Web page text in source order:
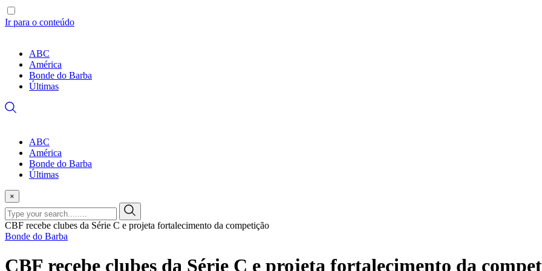
Ir para o conteúdo
ABC
América
Bonde do Barba
Últimas
ABC
América
Bonde do Barba
Últimas
×
CBF recebe clubes da Série C e projeta fortalecimento da competição
Bonde do Barba
CBF recebe clubes da Série C e projeta fortalecimento da